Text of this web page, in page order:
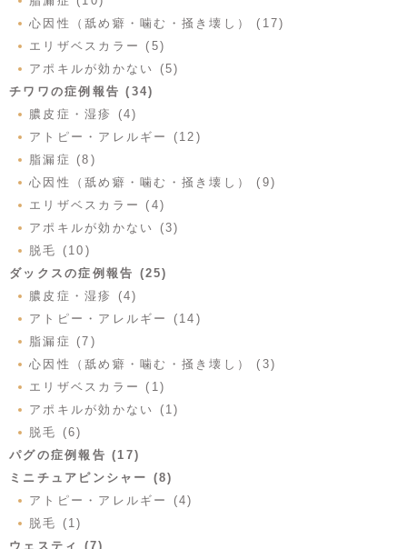
心因性（舐め癖・噛む・掻き壊し） (17)
エリザベスカラー (5)
アポキルが効かない (5)
チワワの症例報告 (34)
膿皮症・湿疹 (4)
アトピー・アレルギー (12)
脂漏症 (8)
心因性（舐め癖・噛む・掻き壊し） (9)
エリザベスカラー (4)
アポキルが効かない (3)
脱毛 (10)
ダックスの症例報告 (25)
膿皮症・湿疹 (4)
アトピー・アレルギー (14)
脂漏症 (7)
心因性（舐め癖・噛む・掻き壊し） (3)
エリザベスカラー (1)
アポキルが効かない (1)
脱毛 (6)
パグの症例報告 (17)
ミニチュアピンシャー (8)
アトピー・アレルギー (4)
脱毛 (1)
ウェスティ (7)